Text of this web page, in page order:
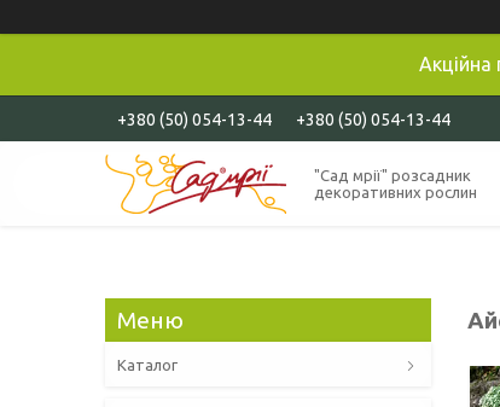
Акційна
+380 (50) 054-13-44 +380 (50) 054-13-44
"Сад мрії" розсадник
декоративних рослин
Каталог